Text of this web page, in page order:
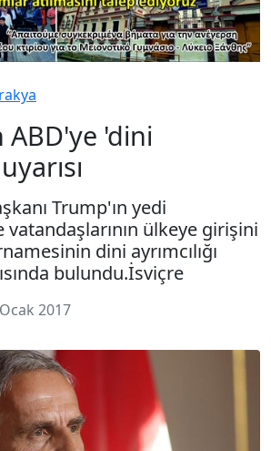
ABD'ye 'dini
Trump'ın yedi
ülkeye girişini
dini ayrımcılığı
bulundu.İsviçre
2017